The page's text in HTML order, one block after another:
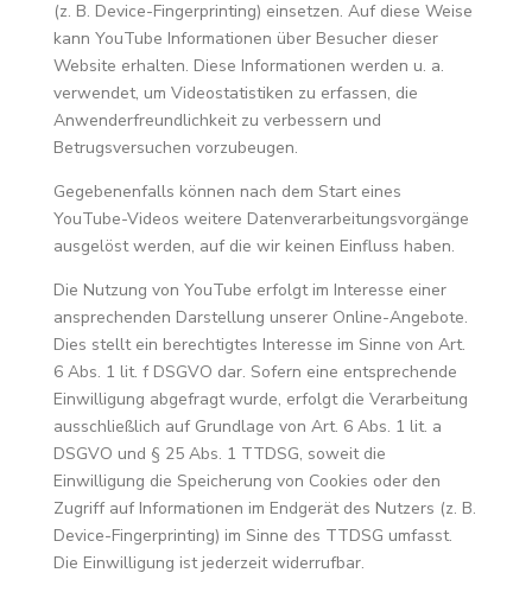
(z. B. Device-Fingerprinting) einsetzen. Auf diese Weise
kann YouTube Informationen über Besucher dieser
Website erhalten. Diese Informationen werden u. a.
verwendet, um Videostatistiken zu erfassen, die
Anwenderfreundlichkeit zu verbessern und
Betrugsversuchen vorzubeugen.
Gegebenenfalls können nach dem Start eines
YouTube-Videos weitere Datenverarbeitungsvorgänge
ausgelöst werden, auf die wir keinen Einfluss haben.
Die Nutzung von YouTube erfolgt im Interesse einer
ansprechenden Darstellung unserer Online-Angebote.
Dies stellt ein berechtigtes Interesse im Sinne von Art.
6 Abs. 1 lit. f DSGVO dar. Sofern eine entsprechende
Einwilligung abgefragt wurde, erfolgt die Verarbeitung
ausschließlich auf Grundlage von Art. 6 Abs. 1 lit. a
DSGVO und § 25 Abs. 1 TTDSG, soweit die
Einwilligung die Speicherung von Cookies oder den
Zugriff auf Informationen im Endgerät des Nutzers (z. B.
Device-Fingerprinting) im Sinne des TTDSG umfasst.
Die Einwilligung ist jederzeit widerrufbar.